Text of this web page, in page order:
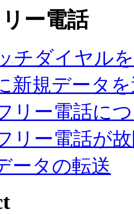
ー電話
チダイヤル
新規データ
リー電話に
リー電話が
ータの転送